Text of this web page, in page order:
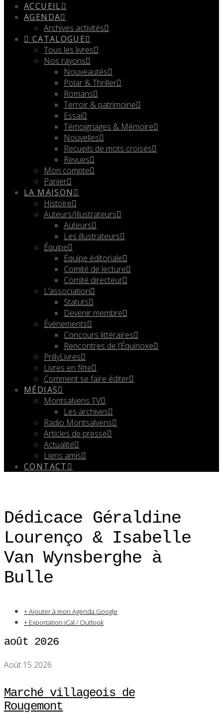
ACCUEIL
AGENDA
Archives activités
CATALOGUE
Tous les livres
Nos rayons
Nouveautés
Polar & Thriller
Romans
Terroir & patrimoine
Essai
Témoignages & Mémoire
Nouvelles
Recueils de mots croisés
Revues
Mon compte
Panier
LA MAISON
Histoire
Auteurs/Illustrateurs
Auteurs
Les illustrateurs
Équipe
Équipe éditoriale
Comité de lecture
Comité directeur
L’association
Statuts
Devenir membre
Événements
Concours littéraires
Rencontres de l’Équinoxe
PrillyLivres
Livres en fête
Comment se faire éditer
MÉDIAS
Montsalvens TV
Les archives
Radio Montsalvens
Articles de presse
Actualité
Liens amis
CONTACT
Dédicace Géraldine
Lourenço & Isabelle
Van Wynsberghe à
Bulle
+ Ajouter à mon Agenda Google
+ Exportation iCal / Outlook
août 2026
Août 15 2026
Marché villageois de
Rougemont